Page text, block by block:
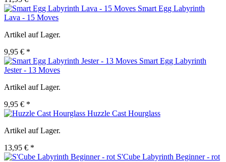
Smart Egg Labyrinth
Lava - 15 Moves
Artikel auf Lager.
9,95 € *
Smart Egg Labyrinth
Jester - 13 Moves
Artikel auf Lager.
9,95 € *
Huzzle Cast Hourglass
Artikel auf Lager.
13,95 € *
S'Cube Labyrinth Beginner - rot